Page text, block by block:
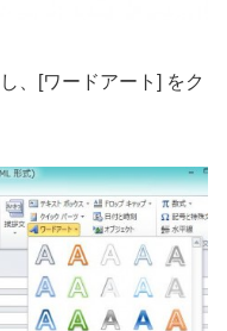
、[ワードアート] をク